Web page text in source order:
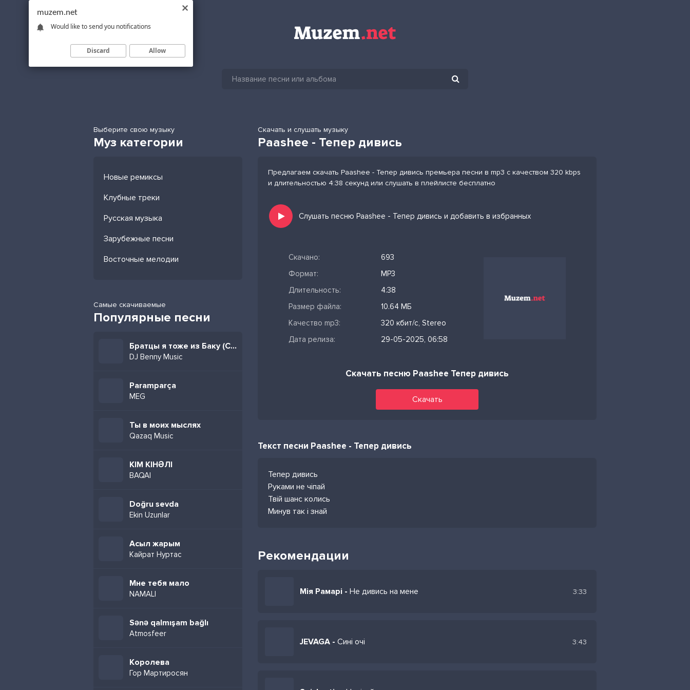
Выберите свою музыку
Муз категории
Новые ремиксы
Клубные треки
Русская музыка
Зарубежные песни
Восточные мелодии
Самые скачиваемые
Популярные песни
Братцы я тоже из Баку (Cover)
DJ Benny Music
Paramparça
MEG
Ты в моих мыслях
Qazaq Music
КІМ КІНӘЛІ
BAQAI
Doğru sevda
Ekin Uzunlar
Асыл жарым
Кайрат Нуртас
Мне тебя мало
NAMALI
Sənə qalmışam bağlı
Atmosfeer
Королева
Гор Мартиросян
Скачать и слушать музыку
Paashee - Тепер дивись
Предлагаем скачать Paashee - Тепер дивись премьера песни в mp3 с качеством 320 kbps
и длительностью 4:38 секунд или слушать в плейлисте бесплатно
Слушать песню Paashee - Тепер дивись и добавить в избранных
Скачано:
693
Формат:
MP3
Длительность:
4:38
Размер файла:
10.64 МБ
Качество mp3:
320 кбит/с, Stereo
Дата релиза:
29-05-2025, 06:58
Скачать песню Paashee Тепер дивись
Скачать
Текст песни Paashee - Тепер дивись
Тепер дивись
Руками не чіпай
Твій шанс колись
Минув так і знай
Рекомендации
Мія Рамарі - Не дивись на мене 3:33
JEVAGA - Сині очі 3:43
muzem.net
Would like to send you notifications
Discard Allow